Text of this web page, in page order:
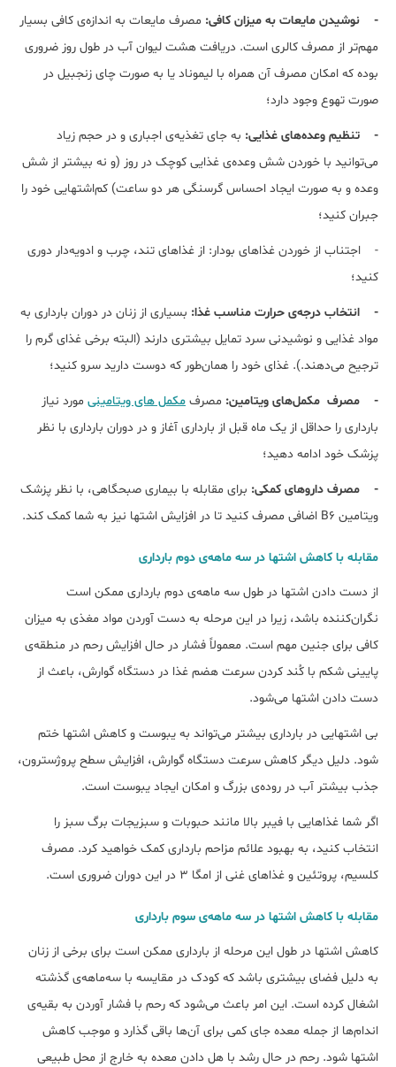
- نوشیدن مایعات به میزان کافی: مصرف مایعات به اندازه‌ی کافی بسیار
مهم‌تر از مصرف کالری است. دریافت هشت لیوان آب در طول روز ضروری
بوده که امکان مصرف آن همراه با لیموناد یا به صورت چای زنجبیل در
صورت تهوع وجود دارد؛
- تنظیم وعده‌های غذایی: به جای تغذیه‌ی اجباری و در حجم زیاد
می‌توانید با خوردن شش وعده‌ی غذایی کوچک در روز (و نه بیشتر از شش
وعده و به صورت ایجاد احساس گرسنگی هر دو ساعت) کم‌اشتهایی خود را
جبران کنید؛
- اجتناب از خوردن غذاهای بودار: از غذاهای تند، چرب و ادویه‌دار دوری
کنید؛
- انتخاب درجه‌ی حرارت مناسب غذا: بسیاری از زنان در دوران بارداری به
مواد غذایی و نوشیدنی سرد تمایل بیشتری دارند (البته برخی غذای گرم را
ترجیح می‌دهند.). غذای خود را همان‌طور که دوست دارید سرو کنید؛
- مصرف مکمل‌های ویتامین: مصرف مکمل های ویتامینی مورد نیاز
بارداری را حداقل از یک ماه قبل از بارداری آغاز و در دوران بارداری با نظر
پزشک خود ادامه دهید؛
- مصرف داروهای کمکی: برای مقابله با بیماری صبحگاهی، با نظر پزشک
ویتامین B6 اضافی مصرف کنید تا در افزایش اشتها نیز به شما کمک کند.
مقابله با کاهش اشتها در سه ماهه‌ی دوم بارداری
از دست دادن اشتها در طول سه ماهه‌ی دوم بارداری ممکن است
نگران‌کننده باشد، زیرا در این مرحله به دست آوردن مواد مغذی به میزان
کافی برای جنین مهم است. معمولاً فشار در حال افزایش رحم در منطقه‌ی
پایینی شکم با کُند کردن سرعت هضم غذا در دستگاه گوارش، باعث از
دست دادن اشتها می‌شود.
بی اشتهایی در بارداری بیشتر می‌تواند به یبوست و کاهش اشتها ختم
شود. دلیل دیگر کاهش سرعت دستگاه گوارش، افزایش سطح پروژسترون،
جذب بیشتر آب در روده‌ی بزرگ و امکان ایجاد یبوست است.
اگر شما غذاهایی با فیبر بالا مانند حبوبات و سبزیجات برگ سبز را
انتخاب کنید، به بهبود علائم مزاحم بارداری کمک خواهید کرد. مصرف
کلسیم، پروتئین و غذاهای غنی از امگا 3 در این دوران ضروری است.
مقابله با کاهش اشتها در سه ماهه‌ی سوم بارداری
کاهش اشتها در طول این مرحله از بارداری ممکن است برای برخی از زنان
به دلیل فضای بیشتری باشد که کودک در مقایسه با سه‌ماهه‌ی گذشته
اشغال کرده است. این امر باعث می‌شود که رحم با فشار آوردن به بقیه‌ی
اندام‌ها از جمله معده جای کمی برای آن‌ها باقی گذارد و موجب کاهش
اشتها شود. رحم در حال رشد با هل دادن معده به خارج از محل طبیعی